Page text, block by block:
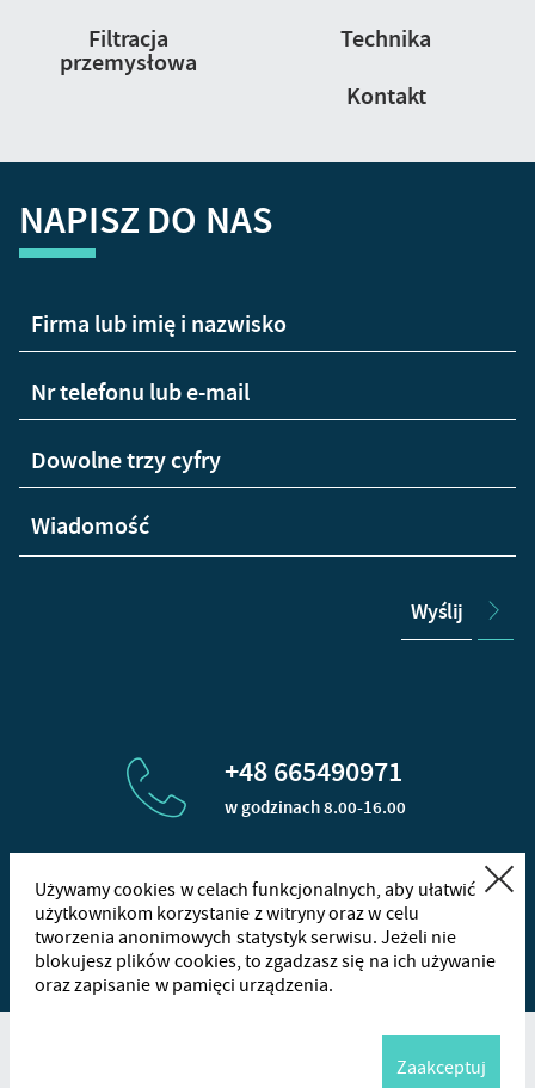
Filtracja
przemysłowa
Technika
Kontakt
+48 665490971
w godzinach 8.00-16.00
kontakt@1filter.eu
NAPISZ DO NAS
Wyślij
Używamy cookies w celach funkcjonalnych, aby ułatwić
użytkownikom korzystanie z witryny oraz w celu
tworzenia anonimowych statystyk serwisu. Jeżeli nie
blokujesz plików cookies, to zgadzasz się na ich używanie
oraz zapisanie w pamięci urządzenia.
Zaakceptuj